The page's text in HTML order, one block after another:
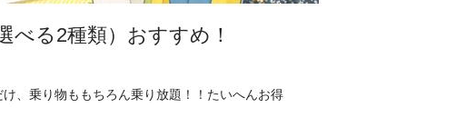
べる2種類）おすすめ！
、乗り物ももちろん乗り放題！！たいへんお得